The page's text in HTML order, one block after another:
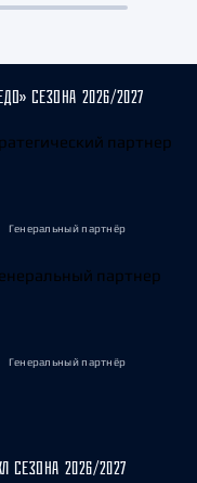
СЕЗОНА 2026/2027
Генеральный партнёр
Генеральный партнёр
СЕЗОНА 2026/2027